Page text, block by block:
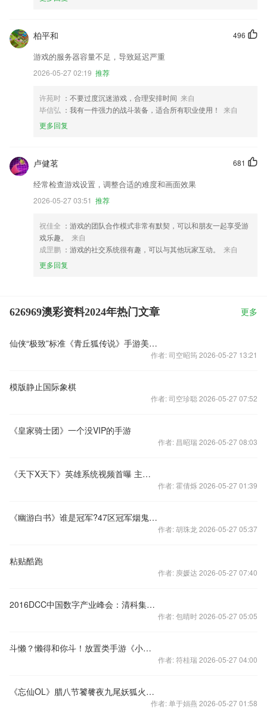
496
柏平和
游戏的服务器容量不足，导致延迟严重
2026-05-27 02:19 推荐
许苑时 ：不要过度沉迷游戏，合理安排时间 来自
毕信弘 ：我有一件强力的战斗装备，适合所有职业使用！
来自
更多回复
681
卢健茗
经常检查游戏设置，调整合适的难度和画面效果
2026-05-27 03:51 推荐
祝佳全 ：游戏的团队合作模式非常有默契，可以和朋友一起享受游
戏乐趣。
来自
成罡鹏 ：游戏的社交系统很有趣，可以与其他玩家互动。
来自
更多回复
626969澳彩资料2024年热门文章 更多
仙侠“极致”标准《青丘狐传说》手游美学解读
作者: 司空昭筠 2026-05-27 13:21
模版静止国际象棋
作者: 司空珍聪 2026-05-27 07:52
《皇家骑士团》一个没VIP的手游
作者: 昌昭瑞 2026-05-27 08:03
《天下X天下》英雄系统视频首曝 主创揭秘角色设计
作者: 霍倩烁 2026-05-27 01:39
《幽游白书》谁是冠军?47区冠军烟鬼 等你来!
作者: 胡珠龙 2026-05-27 05:37
粘贴酷跑
作者: 庾媛达 2026-05-27 07:40
2016DCC中国数字产业峰会：清科集团成为大会战略合作伙伴
作者: 包晴时 2026-05-27 05:05
斗懒？懒得和你斗！放置类手游《小小屠龙》曝光
作者: 符桂瑞 2026-05-27 04:00
《忘仙OL》腊八节饕餮夜九尾妖狐火热上线
作者: 单于娟燕 2026-05-27 01:58